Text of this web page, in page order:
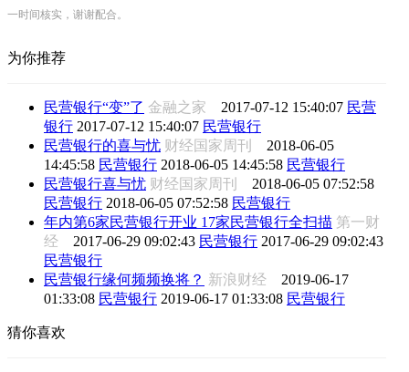
一时间核实，谢谢配合。
为你推荐
民营银行“变”了 金融之家 2017-07-12 15:40:07 民营
银行 2017-07-12 15:40:07 民营银行
民营银行的喜与忧 财经国家周刊 2018-06-05
14:45:58 民营银行 2018-06-05 14:45:58 民营银行
民营银行喜与忧 财经国家周刊 2018-06-05 07:52:58
民营银行 2018-06-05 07:52:58 民营银行
年内第6家民营银行开业 17家民营银行全扫描 第一财
经 2017-06-29 09:02:43 民营银行 2017-06-29 09:02:43
民营银行
民营银行缘何频频换将？ 新浪财经 2019-06-17
01:33:08 民营银行 2019-06-17 01:33:08 民营银行
猜你喜欢